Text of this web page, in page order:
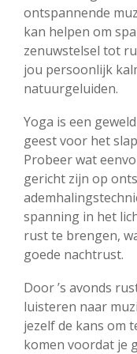
ontspannende
kan helpen om
zenuwstelsel tot
jou persoonlijk
natuurgeluiden.
Yoga is een
geest voor het
Probeer wat
gericht zijn op
spanning in het
rust te brengen,
goede nachtrust.
Door ’s avonds
luisteren naar
jezelf de kans om
komen voordat je